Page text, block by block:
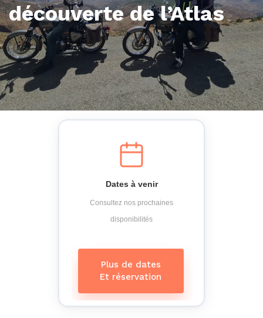
découverte de l’Atlas
Dates à venir
Consultez nos prochaines
disponibilités
Plus de dates
Et réservation